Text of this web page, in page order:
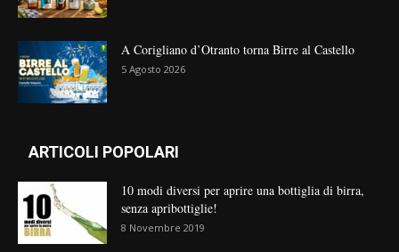
A Corigliano d’Otranto torna Birre al Castello
5 Agosto 2026
ARTICOLI POPOLARI
10 modi diversi per aprire una bottiglia di birra,
senza apribottiglie!
8 Novembre 2019